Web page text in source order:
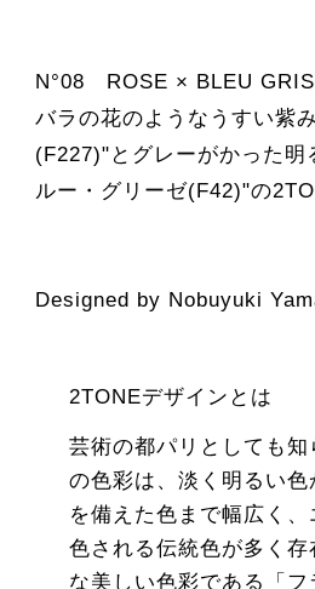
N°08 ROSE × BLEU
バラの花のようなうすい紫
(F227)"とグレーがかった明
ルー・グリーゼ(F42)"の
Designed by Nobuyuki
2TONEデザインとは
芸術の都パリとしても知
の色彩は、淡く明るい色
を備えた色まで幅広く
色される伝統色が多く存
な美しい色彩である「